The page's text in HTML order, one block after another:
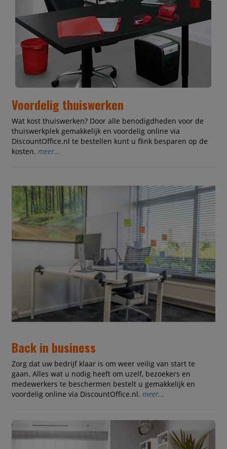
Voordelig thuiswerken
Wat kost thuiswerken? Door alle benodigdheden voor de
thuiswerkplek gemakkelijk en voordelig online via
DiscountOffice.nl te bestellen kunt u flink besparen op de
kosten. meer...
Back in business
Zorg dat uw bedrijf klaar is om weer veilig van start te
gaan. Alles wat u nodig heeft om uzelf, bezoekers en
medewerkers te beschermen bestelt u gemakkelijk en
voordelig online via DiscountOffice.nl. meer...